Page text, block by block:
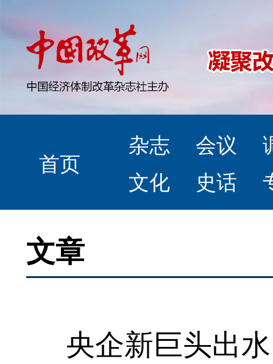
首页
杂志 会议
文化
史话
文章
央企新巨头出